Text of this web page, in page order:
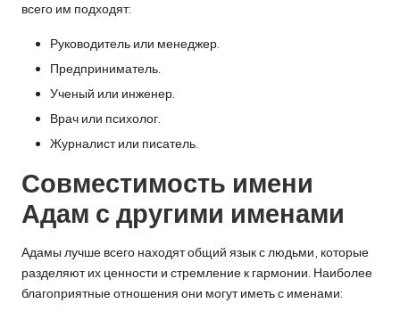
всего им подходят:
Руководитель или менеджер.
Предприниматель.
Ученый или инженер.
Врач или психолог.
Журналист или писатель.
Совместимость имени
Адам с другими именами
Адамы лучше всего находят общий язык с людьми, которые
разделяют их ценности и стремление к гармонии. Наиболее
благоприятные отношения они могут иметь с именами: